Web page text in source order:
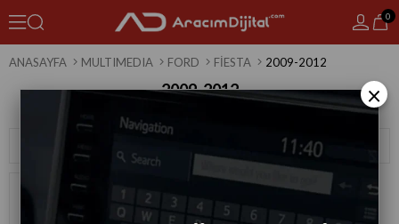
0
ANASAYFA MULTIMEDIA FORD FIESTA 2009-2012
2009-2012
Filtreleme
×